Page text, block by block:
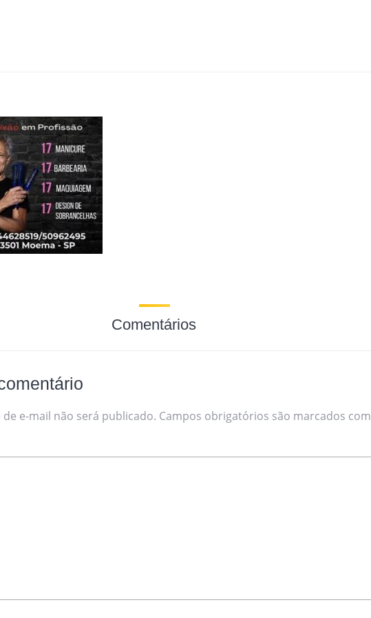
Comentários
de e-mail não será publicado. Campos obrigatórios são marcados com